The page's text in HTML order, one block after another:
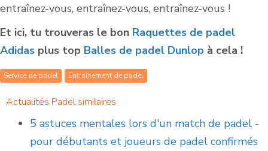
entraînez-vous, entraînez-vous, entraînez-vous !
Et ici, tu trouveras le bon Raquettes de padel
Adidas plus top Balles de padel Dunlop à cela !
Service de padel Entraînement de padel
Actualités Padel similaires
5 astuces mentales lors d'un match de padel -
pour débutants et joueurs de padel confirmés